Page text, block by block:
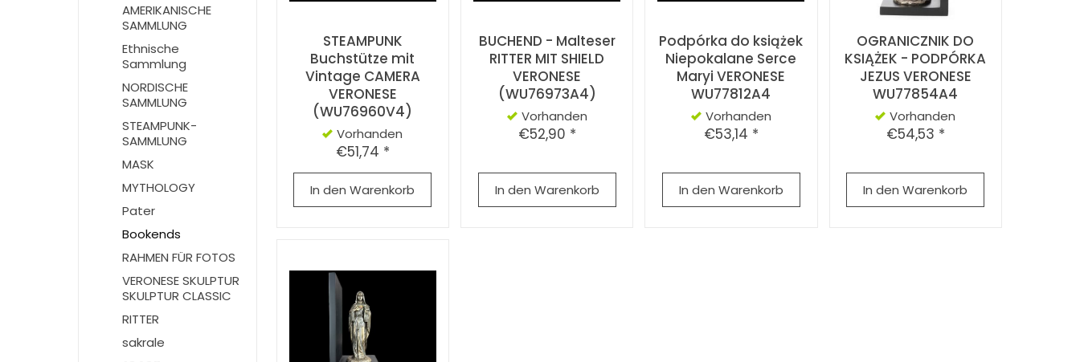
STEAMPUNK
Buchstütze mit
Vintage CAMERA
VERONESE
(WU76960V4)
Vorhanden
€51,74 *
In den Warenkorb
BUCHEND - Malteser
RITTER MIT SHIELD
VERONESE
(WU76973A4)
Vorhanden
€52,90 *
In den Warenkorb
Podpórka do książek
Niepokalane Serce
Maryi VERONESE
WU77812A4
Vorhanden
€53,14 *
In den Warenkorb
OGRANICZNIK DO
KSIĄŻEK - PODPÓRKA
JEZUS VERONESE
WU77854A4
Vorhanden
€54,53 *
In den Warenkorb
AMERIKANISCHE
SAMMLUNG
Ethnische
Sammlung
NORDISCHE
SAMMLUNG
STEAMPUNK-
SAMMLUNG
MASK
MYTHOLOGY
Pater
Bookends
RAHMEN FÜR FOTOS
VERONESE SKULPTUR
SKULPTUR CLASSIC
RITTER
sakrale